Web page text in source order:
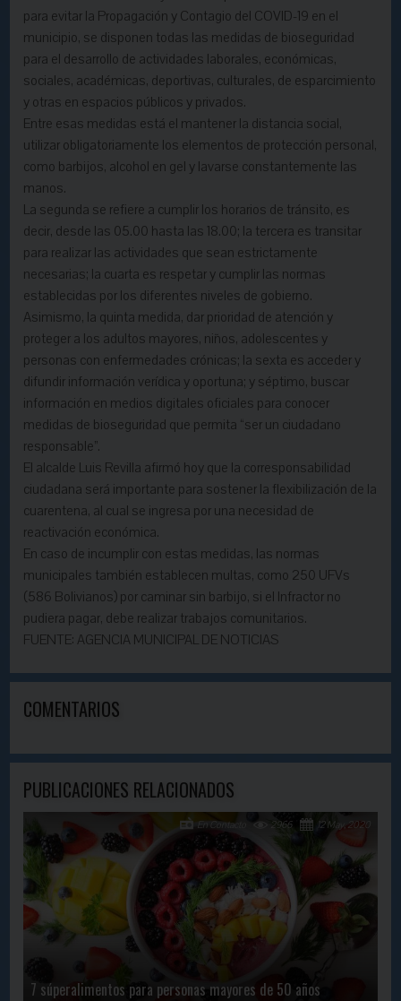
para evitar la Propagación y Contagio del COVID-19 en el
municipio, se disponen todas las medidas de bioseguridad
para el desarrollo de actividades laborales, económicas,
sociales, académicas, deportivas, culturales, de esparcimiento
y otras en espacios públicos y privados.
Entre esas medidas está el mantener la distancia social,
utilizar obligatoriamente los elementos de protección personal,
como barbijos, alcohol en gel y lavarse constantemente las
manos.
La segunda se refiere a cumplir los horarios de tránsito, es
decir, desde las 05.00 hasta las 18.00; la tercera es transitar
para realizar las actividades que sean estrictamente
necesarias; la cuarta es respetar y cumplir las normas
establecidas por los diferentes niveles de gobierno.
Asimismo, la quinta medida, dar prioridad de atención y
proteger a los adultos mayores, niños, adolescentes y
personas con enfermedades crónicas; la sexta es acceder y
difundir información verídica y oportuna; y séptimo, buscar
información en medios digitales oficiales para conocer
medidas de bioseguridad que permita “ser un ciudadano
responsable”.
El alcalde Luis Revilla afirmó hoy que la corresponsabilidad
ciudadana será importante para sostener la flexibilización de la
cuarentena, al cual se ingresa por una necesidad de
reactivación económica.
En caso de incumplir con estas medidas, las normas
municipales también establecen multas, como 250 UFVs
(586 Bolivianos) por caminar sin barbijo, si el Infractor no
pudiera pagar, debe realizar trabajos comunitarios.
FUENTE: AGENCIA MUNICIPAL DE NOTICIAS
COMENTARIOS
PUBLICACIONES RELACIONADOS
7 súperalimentos para personas mayores de 50 años
12 May, 2020
2966
En Contacto